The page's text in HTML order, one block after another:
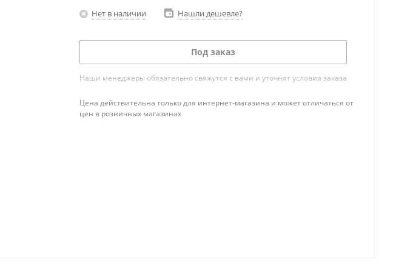
Нет в наличии Нашли дешевле?
Под заказ
Наши менеджеры обязательно свяжутся с вами и уточнят условия заказа
Цена действительна только для интернет-магазина и может отличаться от
цен в розничных магазинах